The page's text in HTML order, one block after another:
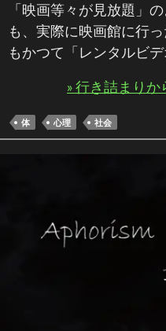
「映画等々が見放題」
も、実際に映画館に行
もかつて「レンタルビ
» 行き詰まり
体 心理 社会